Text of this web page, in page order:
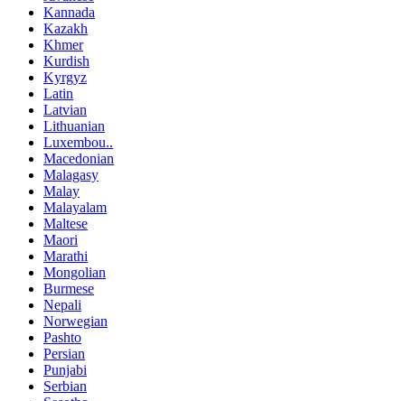
Kannada
Kazakh
Khmer
Kurdish
Kyrgyz
Latin
Latvian
Lithuanian
Luxembou..
Macedonian
Malagasy
Malay
Malayalam
Maltese
Maori
Marathi
Mongolian
Burmese
Nepali
Norwegian
Pashto
Persian
Punjabi
Serbian